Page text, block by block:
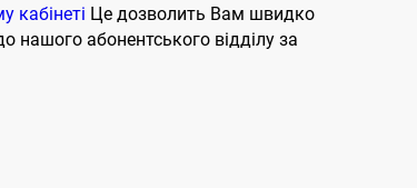
кабінеті Це дозволить Вам швидко
нашого абонентського відділу за